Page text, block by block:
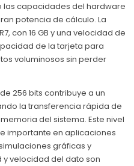
las capacidades del hardware
potencia de cálculo. La
con 16 GB y una velocidad de
de la tarjeta para
voluminosos sin perder
256 bits contribuye a un
la transferencia rápida de
del sistema. Este nivel
importante en aplicaciones
gráficas y
velocidad del dato son